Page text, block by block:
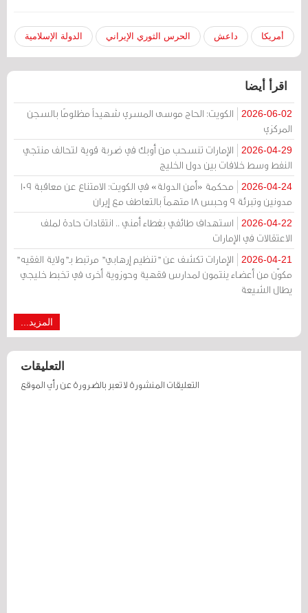
أمريكا داعش الحرس الثوري الإيراني الدولة الإسلامية
اقرأ أيضا
2026-06-02
الكويت: الحاج موسى المسري شهيداً مظلومًا بالسجن
المركزي
2026-04-29
الإمارات تنسحب من أوبك في ضربة قوية لتحالف منتجي
النفط وسط خلافات بين دول الخليج
2026-04-24
محكمة «أمن الدولة» في الكويت: الامتناع عن معاقبة 109
مدونين وتبرئة 9 وحبس 18 متهماً بالتعاطف مع إيران
2026-04-22
استهداف طائفي بغطاء أمني .. انتقادات حادة لملف
الاعتقالات في الإمارات
2026-04-21
الإمارات تكشف عن "تنظيم إرهابي" مرتبط بـ"ولاية الفقيه"
مكوّن من أعضاء ينتمون لمدارس فقهية وحوزوية أخرى في تخبط خليجي
يطال الشيعة
المزيد...
التعليقات
التعليقات المنشورة لا تعبر بالضرورة عن رأي الموقع